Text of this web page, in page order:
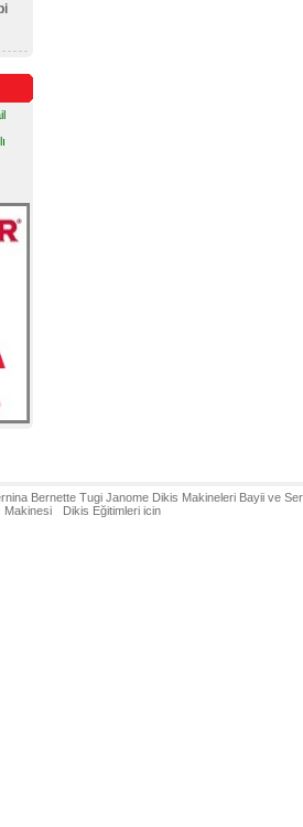
Bernette Tugi Janome Dikis Makineleri Bayii ve
Makinesi Dikis Eğitimleri icin